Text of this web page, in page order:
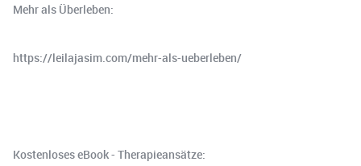
Mehr als Überleben:
⁠https://leilajasim.com/mehr-als-ueberleben/⁠
Kostenloses eBook - Therapieansätze: